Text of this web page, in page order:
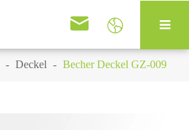
 
Deckel Becher Deckel GZ-009